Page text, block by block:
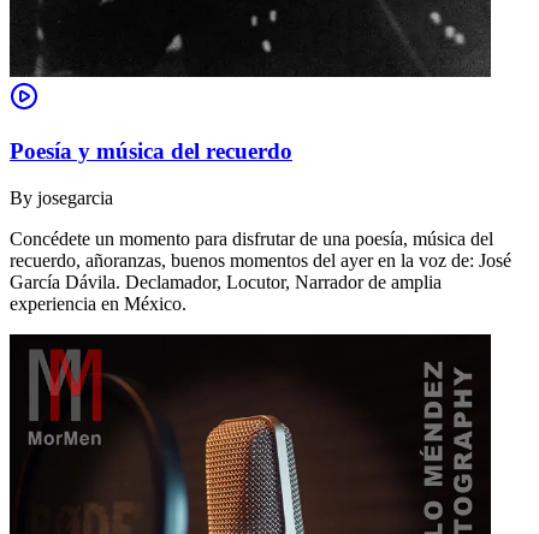
Poesía y música del recuerdo
By josegarcia
Concédete un momento para disfrutar de una poesía, música del
recuerdo, añoranzas, buenos momentos del ayer en la voz de: José
García Dávila. Declamador, Locutor, Narrador de amplia
experiencia en México.